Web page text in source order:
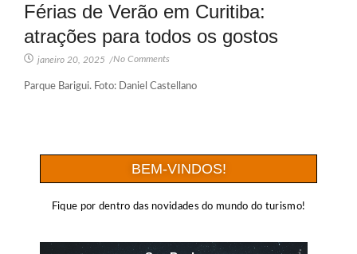
Férias de Verão em Curitiba:
atrações para todos os gostos
janeiro 20, 2025 /No Comments
Parque Barigui. Foto: Daniel Castellano
BEM-VINDOS!
Fique por dentro das novidades do mundo do turismo!